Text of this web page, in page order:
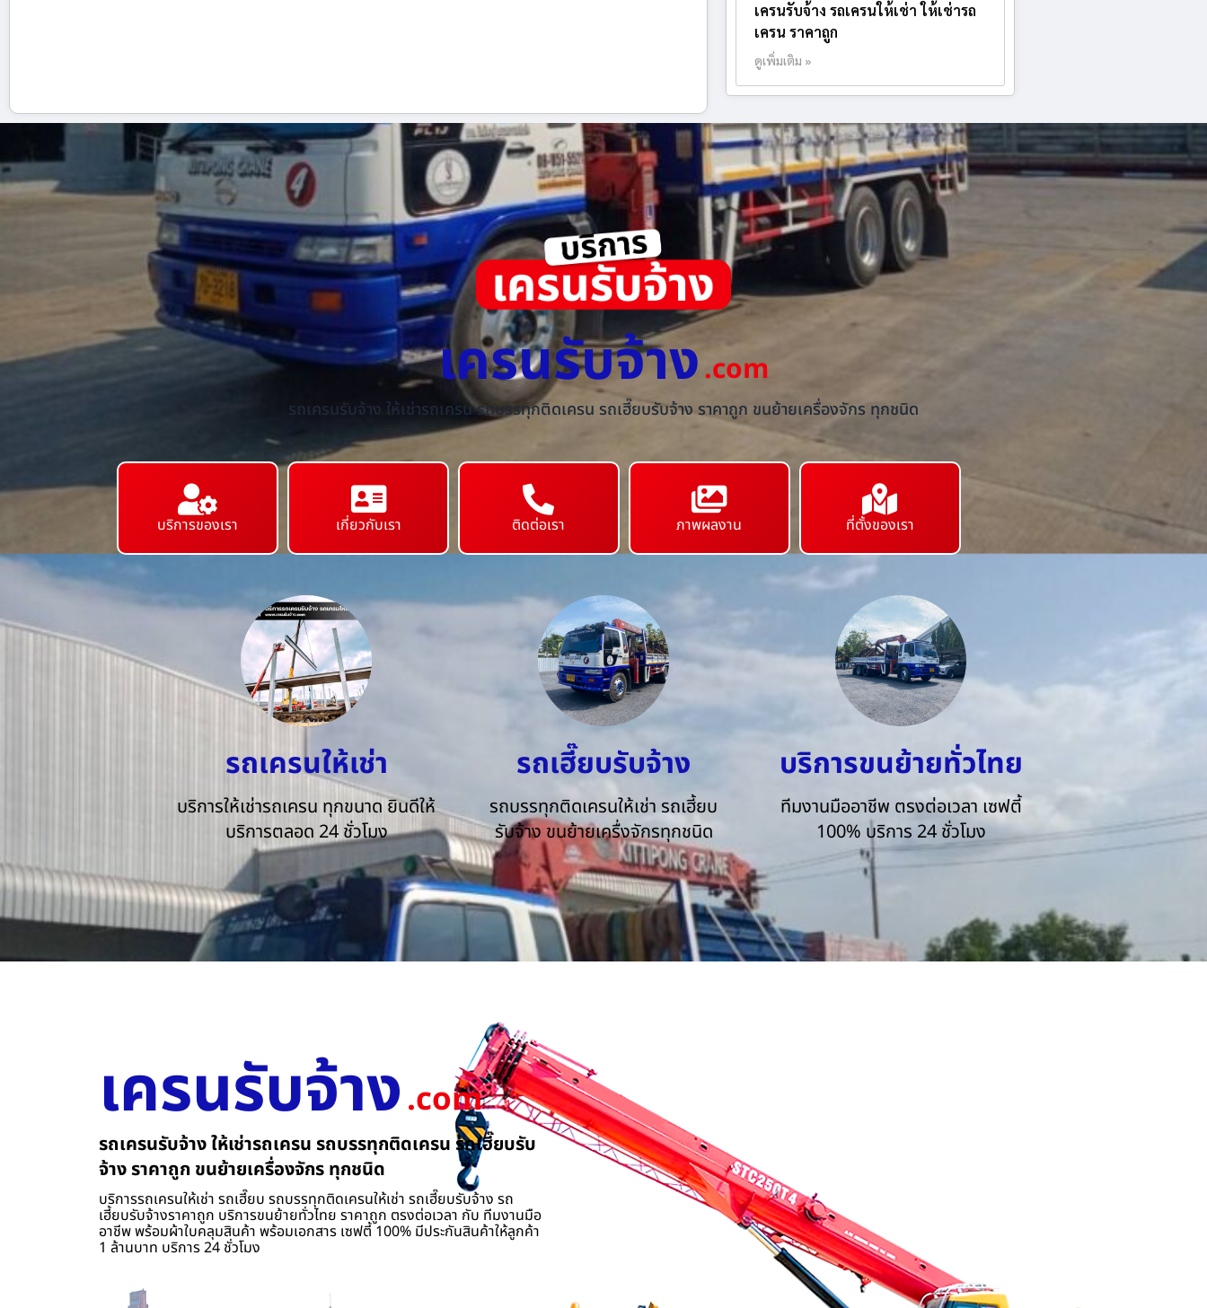
เครนรับจ้าง รถเครนให้เช่า ให้เช่ารถ
เครน ราคาถูก
ดูเพิ่มเติม »
เครนรับจ้าง.com
รถเครนรับจ้าง ให้เช่ารถเครน รถบรรทุกติดเครน รถเฮี๊ยบรับจ้าง ราคาถูก ขนย้ายเครื่องจักร ทุกชนิด
บริการของเรา เกี่ยวกับเรา ติดต่อเรา ภาพผลงาน ที่ตั้งของเรา
รถเครนให้เช่า
บริการให้เช่ารถเครน ทุกขนาด ยินดีให้
บริการตลอด 24 ชั่วโมง
รถเฮี๊ยบรับจ้าง
รถบรรทุกติดเครนให้เช่า รถเฮี้ยบ
รับจ้าง ขนย้ายเครื่งจักรทุกชนิด
บริการขนย้ายทั่วไทย
ทีมงานมืออาชีพ ตรงต่อเวลา เซฟตี้
100% บริการ 24 ชั่วโมง
เครนรับจ้าง.com
รถเครนรับจ้าง ให้เช่ารถเครน รถบรรทุกติดเครน รถเฮี๊ยบรับ
จ้าง ราคาถูก ขนย้ายเครื่องจักร ทุกชนิด
บริการรถเครนให้เช่า รถเฮี๊ยบ รถบรรทุกติดเครนให้เช่า รถเฮี๊ยบรับจ้าง รถ
เฮี้ยบรับจ้างราคาถูก บริการขนย้ายทั่วไทย ราคาถูก ตรงต่อเวลา กับ ทีมงานมือ
อาชีพ พร้อมผ้าใบคลุมสินค้า พร้อมเอกสาร เซฟตี้ 100% มีประกันสินค้าให้ลูกค้า
1 ล้านบาท บริการ 24 ชั่วโมง